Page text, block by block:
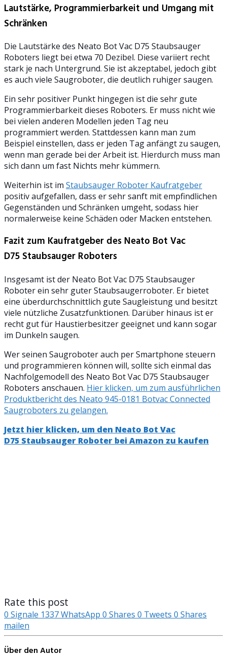
Lautstärke, Programmierbarkeit und Umgang mit
Schränken
Die Lautstärke des Neato Bot Vac D75 Staubsauger
Roboters liegt bei etwa 70 Dezibel. Diese variiert recht
stark je nach Untergrund. Sie ist akzeptabel, jedoch gibt
es auch viele Saugroboter, die deutlich ruhiger saugen.
Ein sehr positiver Punkt hingegen ist die sehr gute
Programmierbarkeit dieses Roboters. Er muss nicht wie
bei vielen anderen Modellen jeden Tag neu
programmiert werden. Stattdessen kann man zum
Beispiel einstellen, dass er jeden Tag anfängt zu saugen,
wenn man gerade bei der Arbeit ist. Hierdurch muss man
sich dann um fast Nichts mehr kümmern.
Weiterhin ist im Staubsauger Roboter Kaufratgeber
positiv aufgefallen, dass er sehr sanft mit empfindlichen
Gegenständen und Schränken umgeht, sodass hier
normalerweise keine Schäden oder Macken entstehen.
Fazit zum Kaufratgeber des Neato Bot Vac
D75 Staubsauger Roboters
Insgesamt ist der Neato Bot Vac D75 Staubsauger
Roboter ein sehr guter Staubsaugerroboter. Er bietet
eine überdurchschnittlich gute Saugleistung und besitzt
viele nützliche Zusatzfunktionen. Darüber hinaus ist er
recht gut für Haustierbesitzer geeignet und kann sogar
im Dunkeln saugen.
Wer seinen Saugroboter auch per Smartphone steuern
und programmieren können will, sollte sich einmal das
Nachfolgemodell des Neato Bot Vac D75 Staubsauger
Roboters anschauen. Hier klicken, um zum ausführlichen
Produktbericht des Neato 945-0181 Botvac Connected
Saugroboters zu gelangen.
Jetzt hier klicken, um den Neato Bot Vac
D75 Staubsauger Roboter bei Amazon zu kaufen
Rate this post
0 Signale 1337WhatsApp 0 Shares 0 Tweets 0 Shares
mailen
Über den Autor